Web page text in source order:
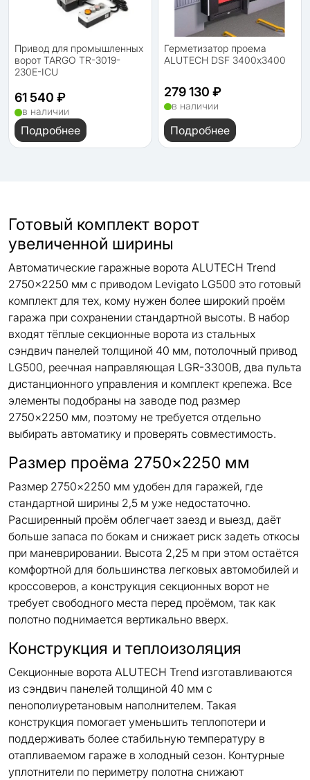
Привод для промышленных
ворот TARGO TR-3019-
230E-ICU
61 540 ₽
в наличии
Подробнее
Герметизатор проема
ALUTECH DSF 3400х3400
279 130 ₽
в наличии
Подробнее
Готовый комплект ворот
увеличенной ширины
Автоматические гаражные ворота ALUTECH Trend
2750×2250 мм с приводом Levigato LG500 это готовый
комплект для тех, кому нужен более широкий проём
гаража при сохранении стандартной высоты. В набор
входят тёплые секционные ворота из стальных
сэндвич панелей толщиной 40 мм, потолочный привод
LG500, реечная направляющая LGR-3300B, два пульта
дистанционного управления и комплект крепежа. Все
элементы подобраны на заводе под размер
2750×2250 мм, поэтому не требуется отдельно
выбирать автоматику и проверять совместимость.
Размер проёма 2750×2250 мм
Размер 2750×2250 мм удобен для гаражей, где
стандартной ширины 2,5 м уже недостаточно.
Расширенный проём облегчает заезд и выезд, даёт
больше запаса по бокам и снижает риск задеть откосы
при маневрировании. Высота 2,25 м при этом остаётся
комфортной для большинства легковых автомобилей и
кроссоверов, а конструкция секционных ворот не
требует свободного места перед проёмом, так как
полотно поднимается вертикально вверх.
Конструкция и теплоизоляция
Секционные ворота ALUTECH Trend изготавливаются
из сэндвич панелей толщиной 40 мм с
пенополиуретановым наполнителем. Такая
конструкция помогает уменьшить теплопотери и
поддерживать более стабильную температуру в
отапливаемом гараже в холодный сезон. Контурные
уплотнители по периметру полотна снижают